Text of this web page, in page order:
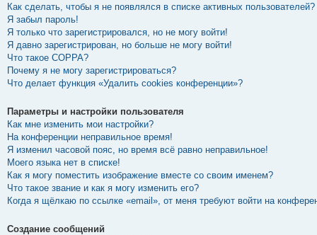
Как сделать, чтобы я не появлялся в списке активных пользователей?
Я забыл пароль!
Я только что зарегистрировался, но не могу войти!
Я давно зарегистрирован, но больше не могу войти!
Что такое COPPA?
Почему я не могу зарегистрироваться?
Что делает функция «Удалить cookies конференции»?
Параметры и настройки пользователя
Как мне изменить мои настройки?
На конференции неправильное время!
Я изменил часовой пояс, но время всё равно неправильное!
Моего языка нет в списке!
Как я могу поместить изображение вместе со своим именем?
Что такое звание и как я могу изменить его?
Когда я щёлкаю по ссылке «email», от меня требуют войти на
Создание сообщений